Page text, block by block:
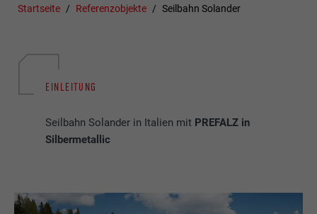
Startseite Referenzobjekte Seilbahn Solander
EINLEITUNG
Seilbahn Solander in Italien mit PREFALZ in
Silbermetallic